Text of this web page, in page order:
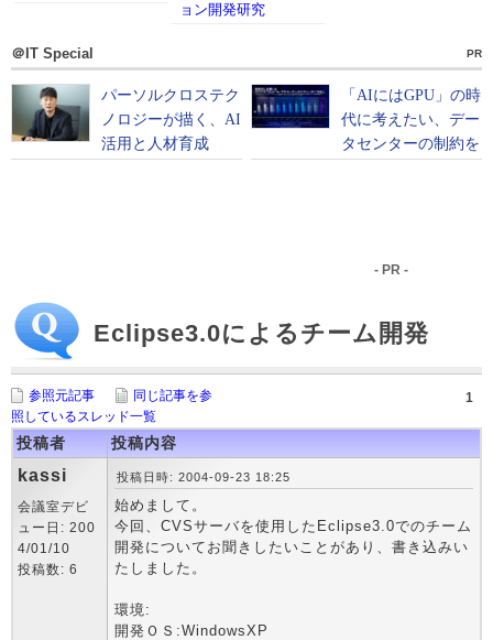
ョン開発研究
＠IT Special PR
- PR -
Eclipse3.0によるチーム開発
参照元記事
同じ記事を参
照しているスレッド一覧
1
投稿者 投稿内容
kassi
会議室デビ
ュー日: 200
4/01/10
投稿数: 6
投稿日時: 2004-09-23 18:25
始めまして。
今回、CVSサーバを使用したEclipse3.0でのチーム
開発についてお聞きしたいことがあり、書き込みい
たしました。
環境:
開発ＯＳ:WindowsXP